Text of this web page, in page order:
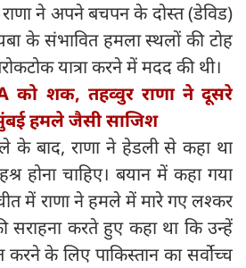
ने अपने बचपन के दोस्त (डेविड)
के संभावित हमला स्थलों की टोह
यात्रा करने में मदद की थी।
को शक, तहव्वुर राणा ने दूसरे
हमले जैसी साजिश
के बाद, राणा ने हेडली से कहा था
होना चाहिए। बयान में कहा गया
में राणा ने हमले में मारे गए लश्कर
सराहना करते हुए कहा था कि उन्हें
करने के लिए पाकिस्तान का सर्वोच्च